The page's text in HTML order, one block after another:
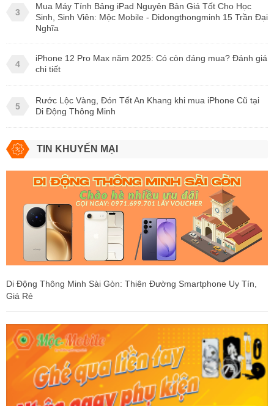
3
Mua Máy Tính Bảng iPad Nguyên Bản Giá Tốt Cho Học
Sinh, Sinh Viên: Mộc Mobile - Didongthongminh 15 Trần Đại
Nghĩa
4
iPhone 12 Pro Max năm 2025: Có còn đáng mua? Đánh giá
chi tiết
5
Rước Lộc Vàng, Đón Tết An Khang khi mua iPhone Cũ tại
Di Động Thông Minh
TIN KHUYẾN MẠI
Di Động Thông Minh Sài Gòn: Thiên Đường Smartphone Uy Tín,
Giá Rẻ